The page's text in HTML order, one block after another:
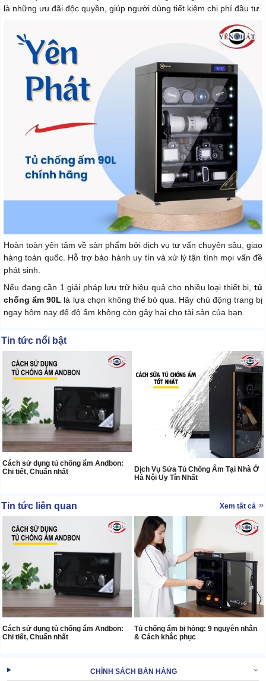
là những ưu đãi độc quyền, giúp người dùng tiết kiệm chi phí đầu tư.
Hoàn toàn yên tâm về sản phẩm bởi dịch vụ tư vấn chuyên sâu, giao
hàng toàn quốc. Hỗ trợ bảo hành uy tín và xử lý tận tình mọi vấn đề
phát sinh.
Nếu đang cần 1 giải pháp lưu trữ hiệu quả cho nhiều loại thiết bị, tủ
chống ẩm 90L là lựa chọn không thể bỏ qua. Hãy chủ động trang bị
ngay hôm nay để độ ẩm không còn gây hại cho tài sản của bạn.
Tin tức nổi bật
Cách sử dụng tủ chống ẩm Andbon:
Chi tiết, Chuẩn nhất
Dịch Vụ Sửa Tủ Chống Ẩm Tại Nhà Ở
Hà Nội Uy Tín Nhất
Tin tức liên quan Xem tất cả
Cách sử dụng tủ chống ẩm Andbon:
Chi tiết, Chuẩn nhất
Tủ chống ẩm bị hỏng: 9 nguyên nhân
& Cách khắc phục
CHÍNH SÁCH BÁN HÀNG